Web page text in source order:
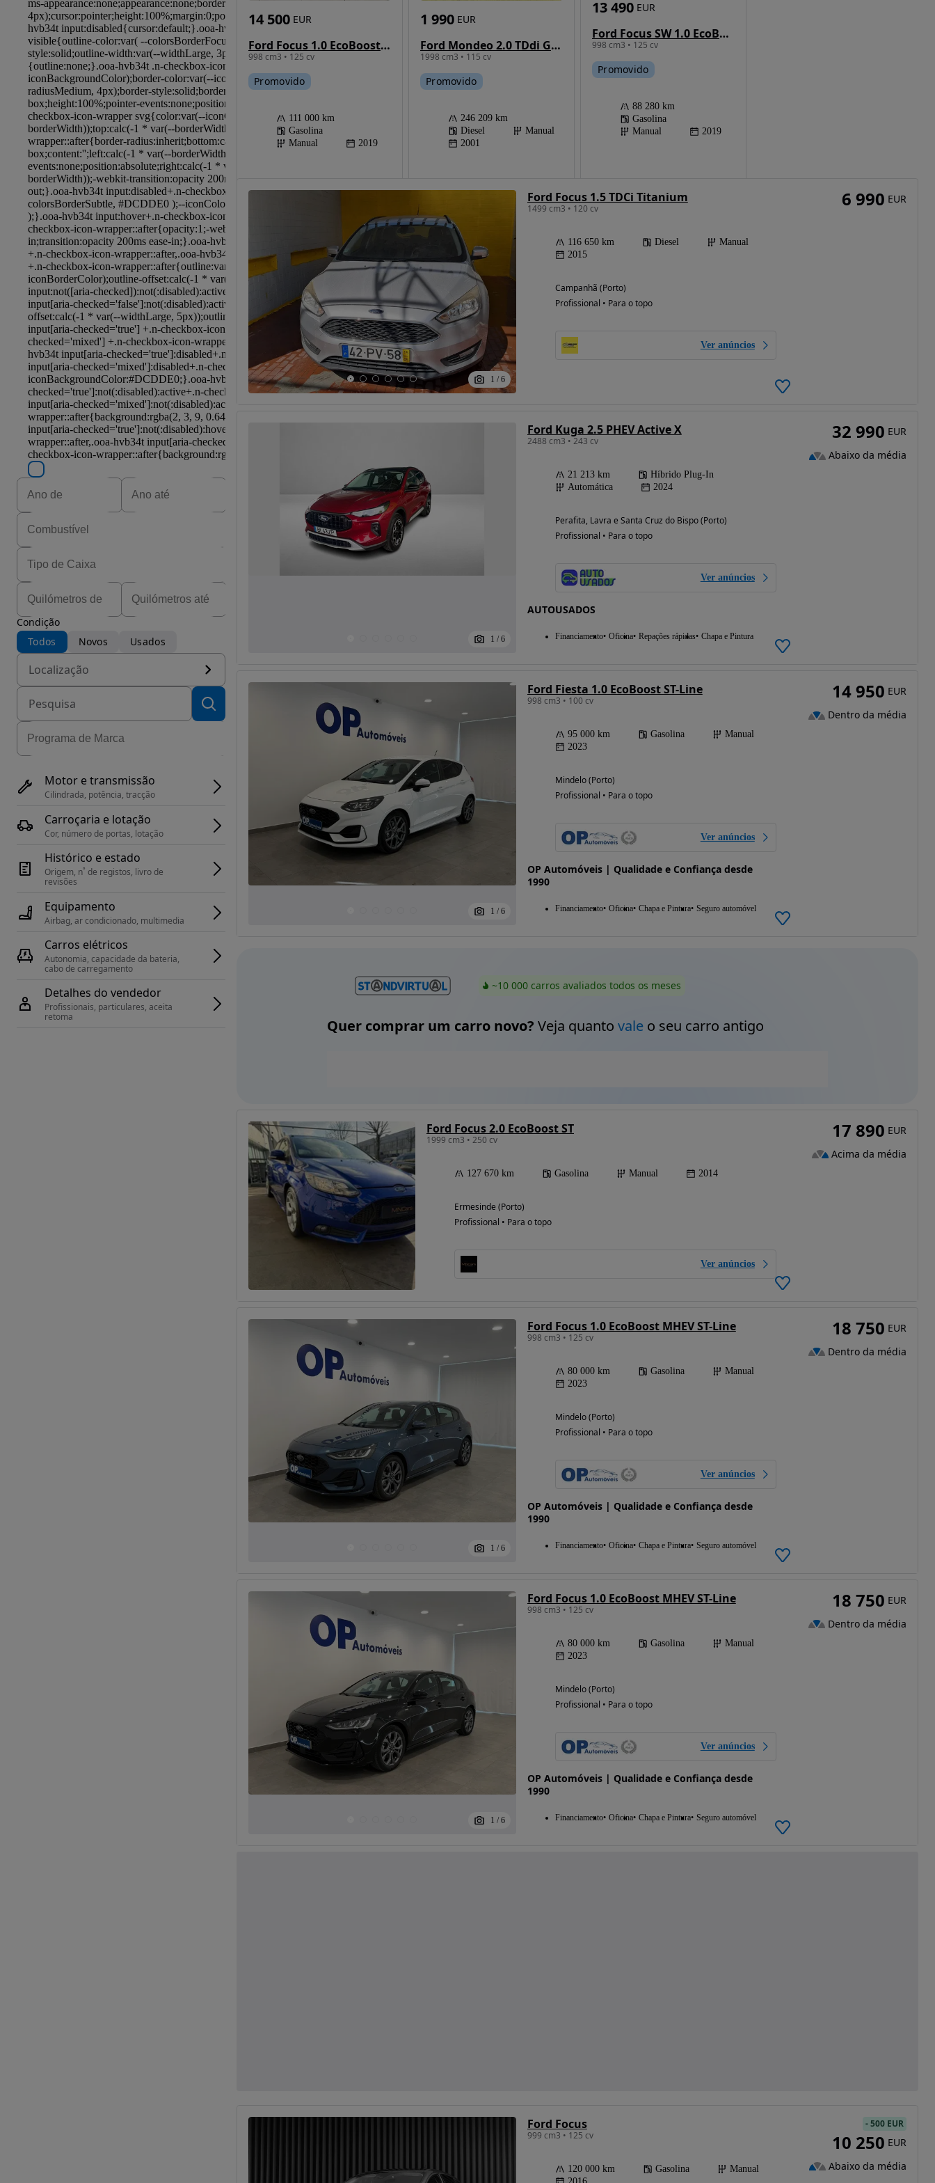
Possibilidade de
financiamento
Condição
Todos
Novos Usados
Localização
Motor e transmissão
Cilindrada, potência, tracção
Carroçaria e lotação
Cor, número de portas, lotação
Histórico e estado
Origem, n˚ de registos, livro de
revisões
Equipamento
Airbag, ar condicionado, multimedia
Carros elétricos
Autonomia, capacidade da bateria,
cabo de carregamento
Detalhes do vendedor
Profissionais, particulares, aceita
retoma
Ford Focus 1.0 EcoBoost ST-Line
998 cm3 • 125 cv
14 500 EUR
Promovido
111 000 km
Gasolina
Manual
2019
Ford Mondeo 2.0 TDdi Ghia
1998 cm3 • 115 cv
1 990 EUR
Promovido
246 209 km
Diesel
Manual
2001
Ford Focus SW 1.0 EcoBoost ST-Line
998 cm3 • 125 cv
13 490 EUR
Promovido
88 280 km
Gasolina
Manual
2019
1 / 6
Ford Focus 1.5 TDCi Titanium
1499 cm3 • 120 cv
116 650 km Diesel
Manual
2015
Campanhã (Porto)
Profissional • Para o topo
Ver anúncios
6 990 EUR
1 / 6
Ford Kuga 2.5 PHEV Active X
2488 cm3 • 243 cv
21 213 km
Híbrido Plug-In
Automática
2024
Perafita, Lavra e Santa Cruz do Bispo (Porto)
Profissional • Para o topo
Ver anúncios
AUTOUSADOS
Financiamento Oficina Repações rápidas Chapa e Pintura
32 990 EUR
Abaixo da média
1 / 6
Ford Fiesta 1.0 EcoBoost ST-Line
998 cm3 • 100 cv
95 000 km Gasolina
Manual
2023
Mindelo (Porto)
Profissional • Para o topo
Ver anúncios
OP Automóveis | Qualidade e Confiança desde
1990
Financiamento Oficina Chapa e Pintura Seguro automóvel
14 950 EUR
Dentro da média
~10 000 carros avaliados todos os meses
Quer comprar um carro novo? Veja quanto valeo seu carro antigo
Ford Focus 2.0 EcoBoost ST
1999 cm3 • 250 cv
127 670 km Gasolina Manual 2014
Ermesinde (Porto)
Profissional • Para o topo
Ver anúncios
17 890 EUR
Acima da média
1 / 6
Ford Focus 1.0 EcoBoost MHEV ST-Line
998 cm3 • 125 cv
80 000 km Gasolina
Manual
2023
Mindelo (Porto)
Profissional • Para o topo
Ver anúncios
OP Automóveis | Qualidade e Confiança desde
1990
Financiamento Oficina Chapa e Pintura Seguro automóvel
18 750 EUR
Dentro da média
1 / 6
Ford Focus 1.0 EcoBoost MHEV ST-Line
998 cm3 • 125 cv
80 000 km Gasolina
Manual
2023
Mindelo (Porto)
Profissional • Para o topo
Ver anúncios
OP Automóveis | Qualidade e Confiança desde
1990
Financiamento Oficina Chapa e Pintura Seguro automóvel
18 750 EUR
Dentro da média
Ford Focus
999 cm3 • 125 cv
120 000 km Gasolina
Manual
-500 EUR
10 250 EUR
Abaixo da média